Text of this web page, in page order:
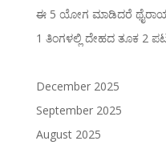
ಈ 5 ಯೋಗ ಮಾಡಿದರೆ
1 ತಿಂಗಳಲ್ಲಿ ದೇಹದ ತೂಕ 2
December 2025
September 2025
August 2025